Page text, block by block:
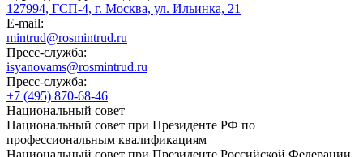
127994, ГСП-4, г. Москва, ул. Ильинка, 21
E-mail:
mintrud@rosmintrud.ru
Пресс-служба:
isyanovams@rosmintrud.ru
Пресс-служба:
+7 (495) 870-68-46
Национальный совет
Национальный совет при Президенте РФ по
профессиональным квалификациям
Национальный совет при Президенте Российской Федерации